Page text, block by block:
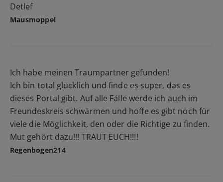
Detlef
Mausmoppel
Ich habe meinen Traumpartner gefunden!
Ich bin total glücklich und finde es super, das es
dieses Portal gibt. Auf alle Fälle werde ich auch im
Freundeskreis schwärmen und hoffe es gibt noch für
viele die Möglichkeit, den oder die Richtige zu finden.
Mut gehört dazu!!! TRAUT EUCH!!!!
Regenbogen214